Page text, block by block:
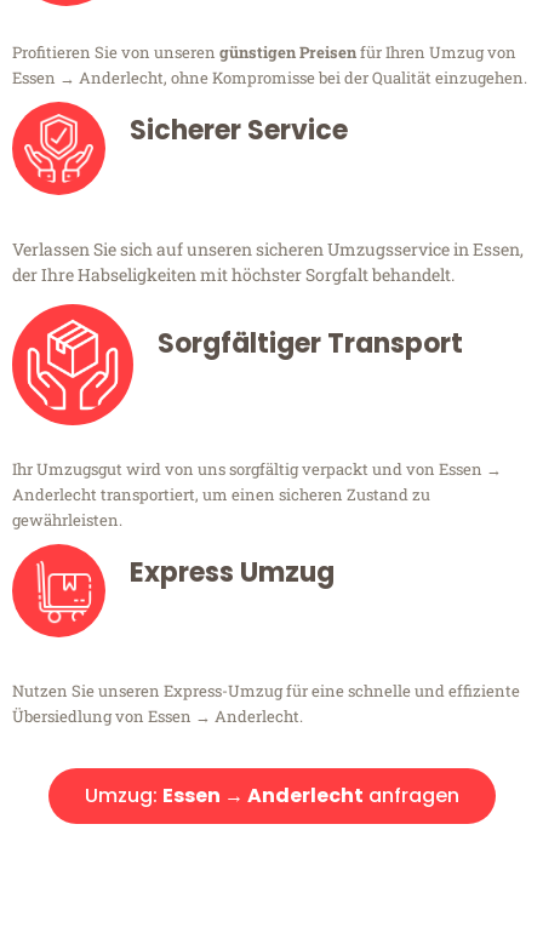
Profitieren Sie von unseren günstigen Preisenfür Ihren Umzug von
Essen → Anderlecht, ohne Kompromisse bei der Qualität einzugehen.
Sicherer Service
Verlassen Sie sich auf unseren sicheren Umzugsservice in Essen,
der Ihre Habseligkeiten mit höchster Sorgfalt behandelt.
Sorgfältiger Transport
Ihr Umzugsgut wird von uns sorgfältig verpackt und von Essen →
Anderlecht transportiert, um einen sicheren Zustand zu
gewährleisten.
Express Umzug
Nutzen Sie unseren Express-Umzug für eine schnelle und effiziente
Übersiedlung von Essen → Anderlecht.
Umzug: Essen → Anderlecht anfragen